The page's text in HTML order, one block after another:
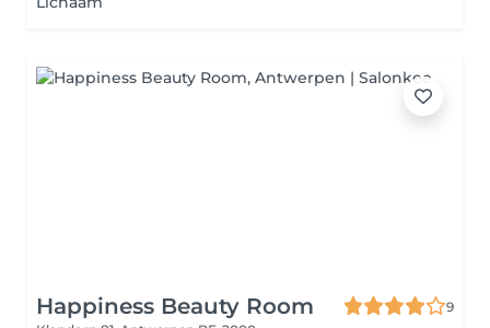
Happiness Beauty Room
9